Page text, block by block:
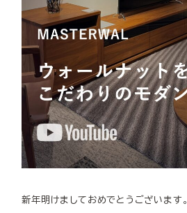
新年明けましておめでとうございます。